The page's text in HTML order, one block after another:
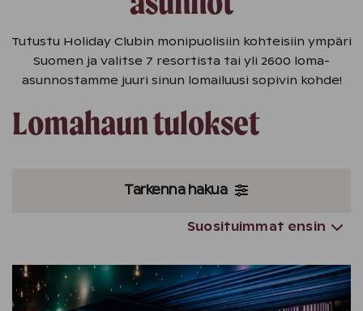
Tutustu Holiday Clubin monipuolisiin kohteisiin ympäri
Suomen ja valitse 7 resortista tai yli 2600 loma-
asunnostamme juuri sinun lomailuusi sopivin kohde!
Lomahaun tulokset
Tarkenna hakua
Suosituimmat ensin